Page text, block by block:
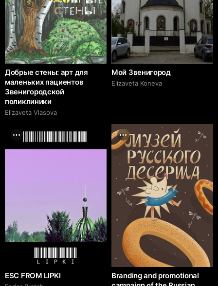
Добрые стены: арт для
маленьких пациентов
Звенигородской
поликлиники
Elizaveta Vlasova
Мой Звенигород
Elizaveta Koneva
ESC FROM LIPKI
Branding and promotional